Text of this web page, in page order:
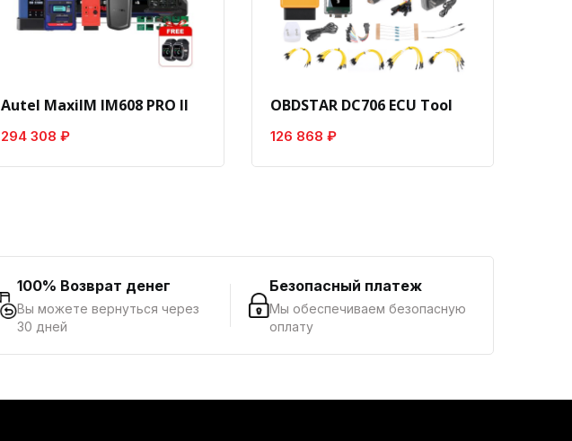
Autel MaxiIM IM608 PRO II
294 308 ₽
OBDSTAR DC706 ECU Tool
126 868 ₽
100% Возврат денег
Вы можете вернуться через
30 дней
Безопасный платеж
Мы обеспечиваем безопасную
оплату